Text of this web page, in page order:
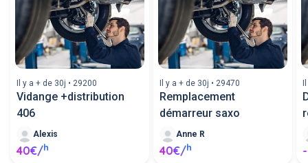
Il y a + de 30j • 29200
Vidange +distribution
406
Alexis
40€/h
Il y a + de 30j • 29470
Remplacement
démarreur saxo
Anne R
40€/h
Il